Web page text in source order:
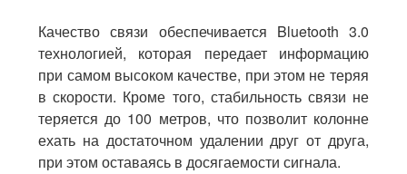
Качество связи обеспечивается Bluetooth 3.0
технологией, которая передает информацию
при самом высоком качестве, при этом не теряя
в скорости. Кроме того, стабильность связи не
теряется до 100 метров, что позволит колонне
ехать на достаточном удалении друг от друга,
при этом оставаясь в досягаемости сигнала.